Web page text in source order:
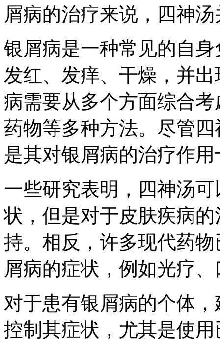
屑病的治疗来说，四神
银屑病是一种常见的自
发红、发痒、干燥，并
病需要从多个方面综合
药物等多种方法。尽管
是其对银屑病的治疗作
一些研究表明，四神汤
状，但是对于皮肤疾病
持。相反，许多现代药
屑病的症状，例如光疗
对于患有银屑病的个体
控制其症状，尤其是使